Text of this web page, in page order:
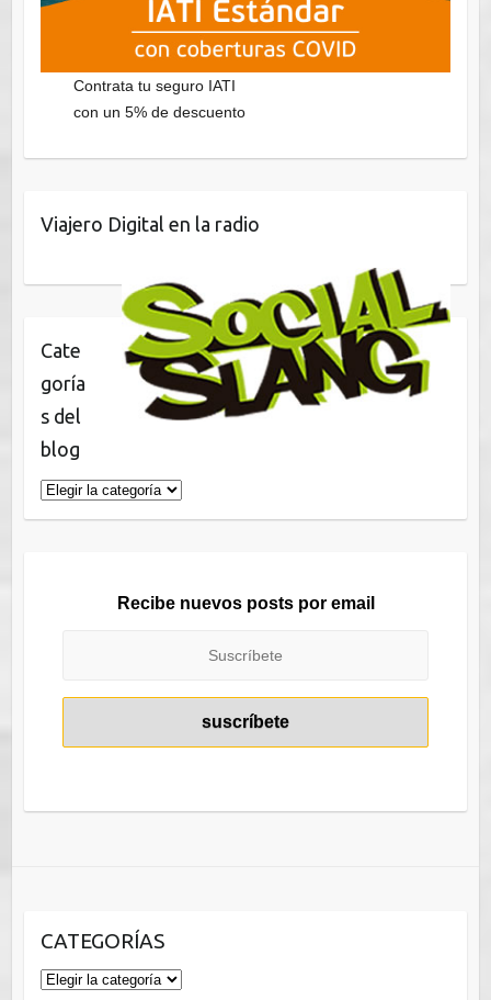
Contrata tu seguro IATI
con un 5% de descuento
Viajero Digital en la radio
Cate
goría
s del
blog
Categorías
Recibe nuevos posts por email
CATEGORÍAS
Categorías